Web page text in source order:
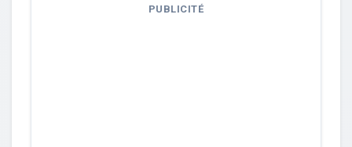
PUBLICITÉ